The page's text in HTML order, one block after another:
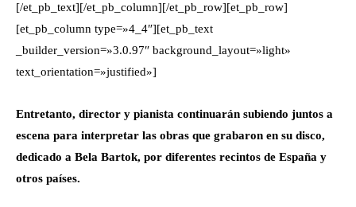
[/et_pb_text][/et_pb_column][/et_pb_row][et_pb_row]
[et_pb_column type=»4_4″][et_pb_text
_builder_version=»3.0.97″ background_layout=»light»
text_orientation=»justified»]
Entretanto, director y pianista continuarán subiendo juntos a
escena para interpretar las obras que grabaron en su disco,
dedicado a Bela Bartok, por diferentes recintos de España y
otros países.